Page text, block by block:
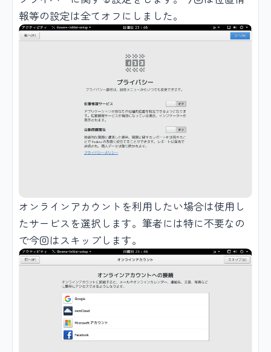
報等の設定は全てオフにしました。
オンラインアカウントを利用したい場合は使用し
たサービスを選択します。筆者には特に不要なの
で今回はスキップします。